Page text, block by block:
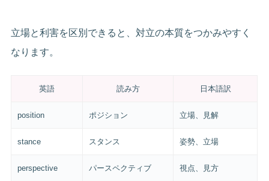
立場と利害を区別できると、対立の本質をつかみやすく
なります。
英語 読み方 日本語訳
position ポジション 立場、見解
stance スタンス 姿勢、立場
perspective パースペクティブ 視点、見方